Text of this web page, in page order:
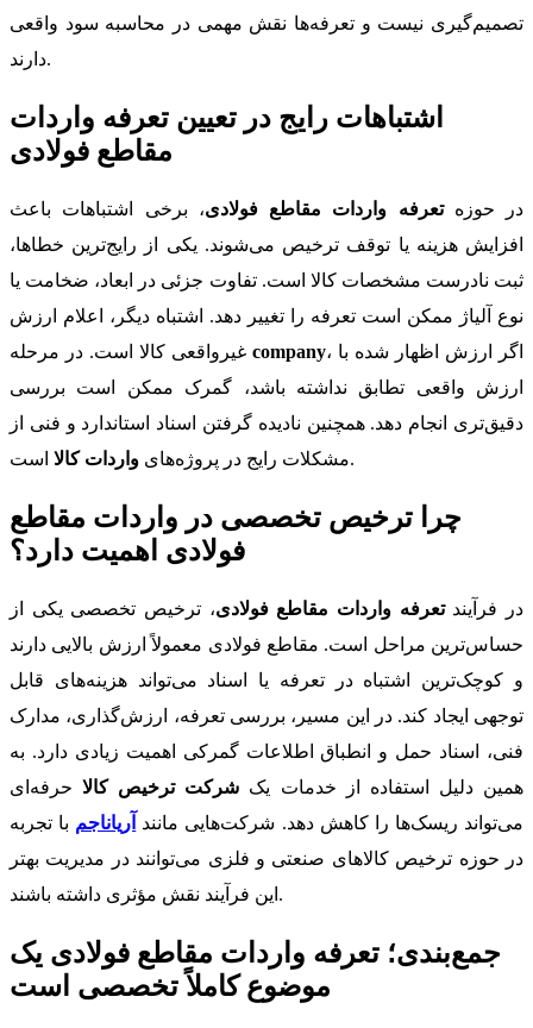
تصمیم‌گیری نیست و تعرفه‌ها نقش مهمی در محاسبه سود واقعی
دارند.
اشتباهات رایج در تعیین تعرفه واردات
مقاطع فولادی
در حوزهتعرفه واردات مقاطع فولادی، برخی اشتباهات باعث
افزایش هزینه یا توقف ترخیص می‌شوند. یکی از رایج‌ترین خطاها،
ثبت نادرست مشخصات کالا است. تفاوت جزئی در ابعاد، ضخامت یا
نوع آلیاژ ممکن است تعرفه را تغییر دهد. اشتباه دیگر، اعلام ارزش
company، اگر ارزش اظهار شده با
ارزش واقعی تطابق نداشته باشد، گمرک ممکن است بررسی
دقیق‌تری انجام دهد. همچنین نادیده گرفتن اسناد استاندارد و فنی از
مشکلات رایج در پروژه‌های واردات کالا است.
چرا ترخیص تخصصی در واردات مقاطع
فولادی اهمیت دارد؟
در فرآیندتعرفه واردات مقاطع فولادی، ترخیص تخصصی یکی از
حساس‌ترین مراحل است. مقاطع فولادی معمولاً ارزش بالایی دارند
و کوچک‌ترین اشتباه در تعرفه یا اسناد می‌تواند هزینه‌های قابل
توجهی ایجاد کند. در این مسیر، بررسی تعرفه، ارزش‌گذاری، مدارک
فنی، اسناد حمل و انطباق اطلاعات گمرکی اهمیت زیادی دارد. به
همین دلیل استفاده از خدمات یک شرکت ترخیص کالاحرفه‌ای
می‌تواند ریسک‌ها را کاهش دهد. شرکت‌هایی مانند آریاناجم با تجربه
در حوزه ترخیص کالاهای صنعتی و فلزی می‌توانند در مدیریت بهتر
این فرآیند نقش مؤثری داشته باشند.
جمع‌بندی؛ تعرفه واردات مقاطع فولادی یک
موضوع کاملاً تخصصی است